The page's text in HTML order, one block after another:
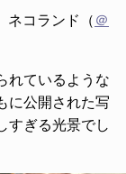
ネコランド（ ＠
れているような
に公開された写
すぎる光景でし